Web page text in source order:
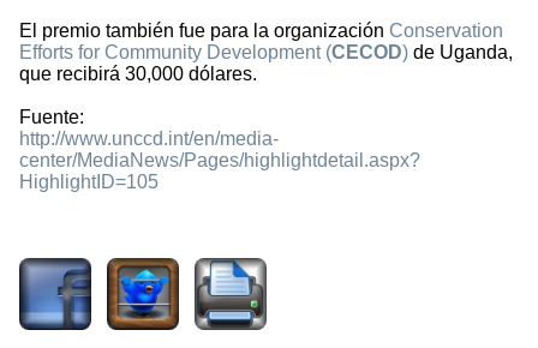
El premio también fue para la organización Conservation
Efforts for Community Development (CECOD) de Uganda,
que recibirá 30,000 dólares.
Fuente:
http://www.unccd.int/en/media-
center/MediaNews/Pages/highlightdetail.aspx?
HighlightID=105